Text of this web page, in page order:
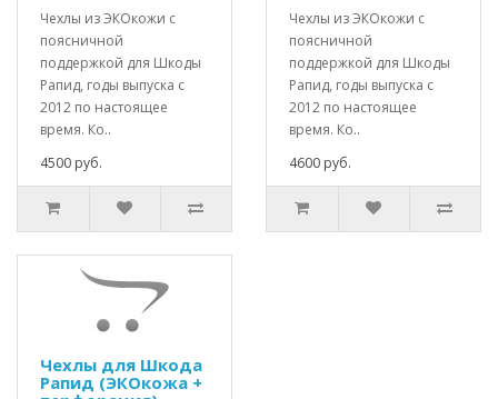
Чехлы из ЭКОкожи с
поясничной
поддержкой для Шкоды
Рапид, годы выпуска с
2012 по настоящее
время. Ко..
4500 руб.
Чехлы из ЭКОкожи с
поясничной
поддержкой для Шкоды
Рапид, годы выпуска с
2012 по настоящее
время. Ко..
4600 руб.
Чехлы для Шкода
Рапид (ЭКОкожа +